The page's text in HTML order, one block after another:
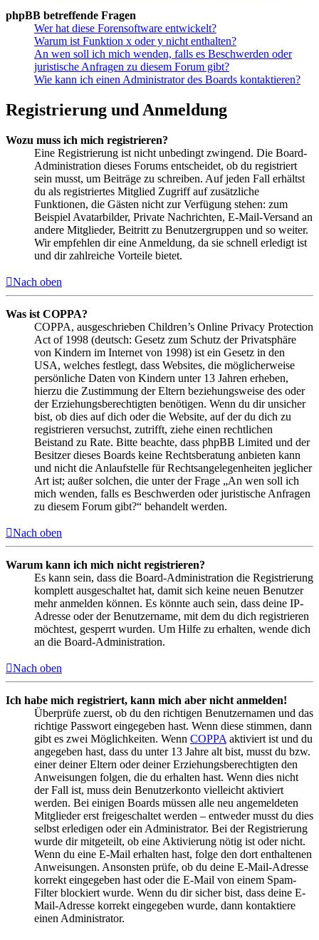
phpBB betreffende Fragen
Wer hat diese Forensoftware entwickelt?
Warum ist Funktion x oder y nicht enthalten?
An wen soll ich mich wenden, falls es Beschwerden oder
juristische Anfragen zu diesem Forum gibt?
Wie kann ich einen Administrator des Boards kontaktieren?
Registrierung und Anmeldung
Wozu muss ich mich registrieren?
Eine Registrierung ist nicht unbedingt zwingend. Die Board-
Administration dieses Forums entscheidet, ob du registriert
sein musst, um Beiträge zu schreiben. Auf jeden Fall erhältst
du als registriertes Mitglied Zugriff auf zusätzliche
Funktionen, die Gästen nicht zur Verfügung stehen: zum
Beispiel Avatarbilder, Private Nachrichten, E-Mail-Versand an
andere Mitglieder, Beitritt zu Benutzergruppen und so weiter.
Wir empfehlen dir eine Anmeldung, da sie schnell erledigt ist
und dir zahlreiche Vorteile bietet.
Nach oben
Was ist COPPA?
COPPA, ausgeschrieben Children’s Online Privacy Protection
Act of 1998 (deutsch: Gesetz zum Schutz der Privatsphäre
von Kindern im Internet von 1998) ist ein Gesetz in den
USA, welches festlegt, dass Websites, die möglicherweise
persönliche Daten von Kindern unter 13 Jahren erheben,
hierzu die Zustimmung der Eltern beziehungsweise des oder
der Erziehungsberechtigten benötigen. Wenn du dir unsicher
bist, ob dies auf dich oder die Website, auf der du dich zu
registrieren versuchst, zutrifft, ziehe einen rechtlichen
Beistand zu Rate. Bitte beachte, dass phpBB Limited und der
Besitzer dieses Boards keine Rechtsberatung anbieten kann
und nicht die Anlaufstelle für Rechtsangelegenheiten jeglicher
Art ist; außer solchen, die unter der Frage „An wen soll ich
mich wenden, falls es Beschwerden oder juristische Anfragen
zu diesem Forum gibt?“ behandelt werden.
Nach oben
Warum kann ich mich nicht registrieren?
Es kann sein, dass die Board-Administration die Registrierung
komplett ausgeschaltet hat, damit sich keine neuen Benutzer
mehr anmelden können. Es könnte auch sein, dass deine IP-
Adresse oder der Benutzername, mit dem du dich registrieren
möchtest, gesperrt wurden. Um Hilfe zu erhalten, wende dich
an die Board-Administration.
Nach oben
Ich habe mich registriert, kann mich aber nicht anmelden!
Überprüfe zuerst, ob du den richtigen Benutzernamen und das
richtige Passwort eingegeben hast. Wenn diese stimmen, dann
gibt es zwei Möglichkeiten. Wenn COPPA aktiviert ist und du
angegeben hast, dass du unter 13 Jahre alt bist, musst du bzw.
einer deiner Eltern oder deiner Erziehungsberechtigten den
Anweisungen folgen, die du erhalten hast. Wenn dies nicht
der Fall ist, muss dein Benutzerkonto vielleicht aktiviert
werden. Bei einigen Boards müssen alle neu angemeldeten
Mitglieder erst freigeschaltet werden – entweder musst du dies
selbst erledigen oder ein Administrator. Bei der Registrierung
wurde dir mitgeteilt, ob eine Aktivierung nötig ist oder nicht.
Wenn du eine E-Mail erhalten hast, folge den dort enthaltenen
Anweisungen. Ansonsten prüfe, ob du deine E-Mail-Adresse
korrekt eingegeben hast oder die E-Mail von einem Spam-
Filter blockiert wurde. Wenn du dir sicher bist, dass deine E-
Mail-Adresse korrekt eingegeben wurde, dann kontaktiere
einen Administrator.